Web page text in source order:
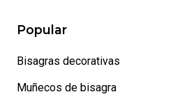
Popular
Bisagras decorativas
Muñecos de bisagra